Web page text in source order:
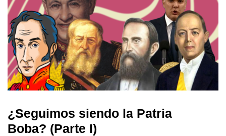
¿Seguimos siendo la Patria
Boba? (Parte I)